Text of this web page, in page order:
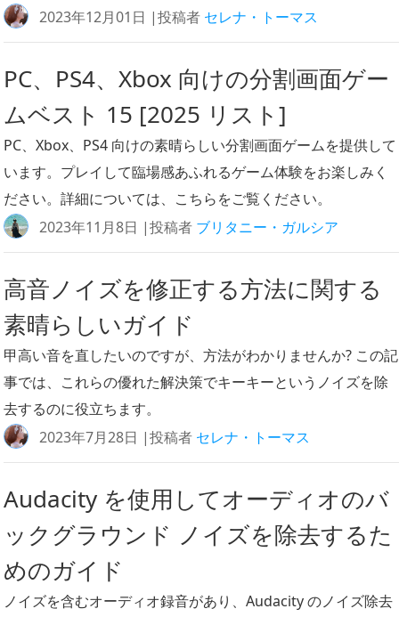
2023年12月01日 |投稿者 セレナ・トーマス
PC、PS4、Xbox 向けの分割画面ゲー
ムベスト 15 [2025 リスト]
PC、Xbox、PS4 向けの素晴らしい分割画面ゲームを提供して
います。プレイして臨場感あふれるゲーム体験をお楽しみく
ださい。詳細については、こちらをご覧ください。
2023年11月8日 |投稿者 ブリタニー・ガルシア
高音ノイズを修正する方法に関する
素晴らしいガイド
甲高い音を直したいのですが、方法がわかりませんか? この記
事では、これらの優れた解決策でキーキーというノイズを除
去するのに役立ちます。
2023年7月28日 |投稿者 セレナ・トーマス
Audacity を使用してオーディオのバ
ックグラウンド ノイズを除去するた
めのガイド
ノイズを含むオーディオ録音があり、Audacity のノイズ除去